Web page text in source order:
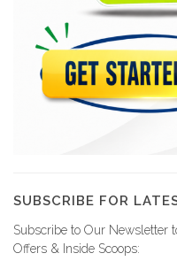
SUBSCRIBE FOR
Subscribe to Our Newsletter
Offers & Inside Scoops: